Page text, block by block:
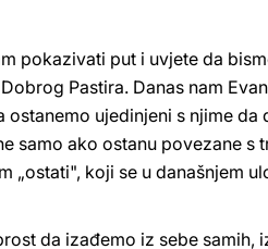
pokazivati put i uvjete da
Pastira. Danas nam
ujedinjeni s njime
samo ako ostanu povezane s
koji se u današnjem
da izađemo iz sebe samih,